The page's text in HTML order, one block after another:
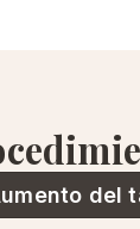
del